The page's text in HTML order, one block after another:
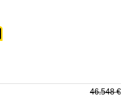
46.548€